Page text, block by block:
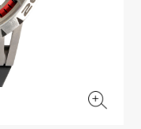
JAEGER LE COULTRE
ジャガー・ルクルト
Cartier
カルティエ
ETERNITY
エタニティ
YUKIZAKI BACHIKAN
ゆきざき バチカン